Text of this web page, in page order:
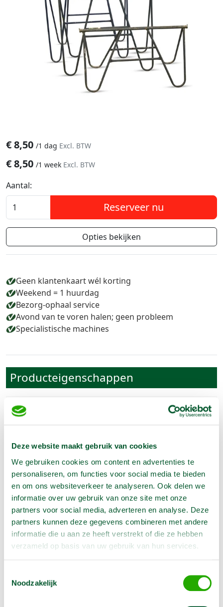
Deze website maakt gebruik van cookies
We gebruiken cookies om content en advertenties te
personaliseren, om functies voor social media te bieden
en om ons websiteverkeer te analyseren. Ook delen we
informatie over uw gebruik van onze site met onze
partners voor social media, adverteren en analyse. Deze
partners kunnen deze gegevens combineren met andere
informatie die u aan ze heeft verstrekt of die ze hebben
verzameld op basis van uw gebruik van hun services.
Noodzakelijk
€8,50 /1 dag Excl. BTW
€8,50 /1 week Excl. BTW
Aantal:
Reserveer nu
Opties bekijken
Geen klantenkaart wél korting
Weekend = 1 huurdag
Bezorg-ophaal service
Avond van te voren halen; geen probleem
Specialistische machines
Producteigenschappen
Artikelnummer
Lengte
Omschrijving
Ideaal voor het werken op hoogte voor metsel-,
schilder- en stukadoorwerkzaamheden.
Opties